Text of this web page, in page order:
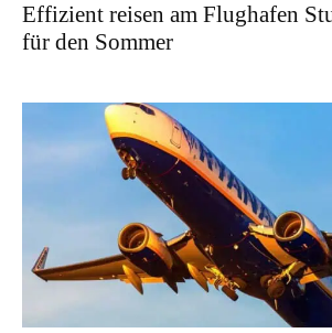
Effizient reisen am Flughafen
für den Sommer